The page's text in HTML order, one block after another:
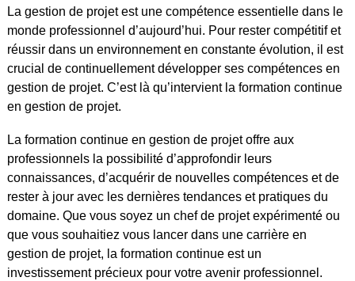
La gestion de projet est une compétence essentielle dans le
monde professionnel d’aujourd’hui. Pour rester compétitif et
réussir dans un environnement en constante évolution, il est
crucial de continuellement développer ses compétences en
gestion de projet. C’est là qu’intervient la formation continue
en gestion de projet.
La formation continue en gestion de projet offre aux
professionnels la possibilité d’approfondir leurs
connaissances, d’acquérir de nouvelles compétences et de
rester à jour avec les dernières tendances et pratiques du
domaine. Que vous soyez un chef de projet expérimenté ou
que vous souhaitiez vous lancer dans une carrière en
gestion de projet, la formation continue est un
investissement précieux pour votre avenir professionnel.